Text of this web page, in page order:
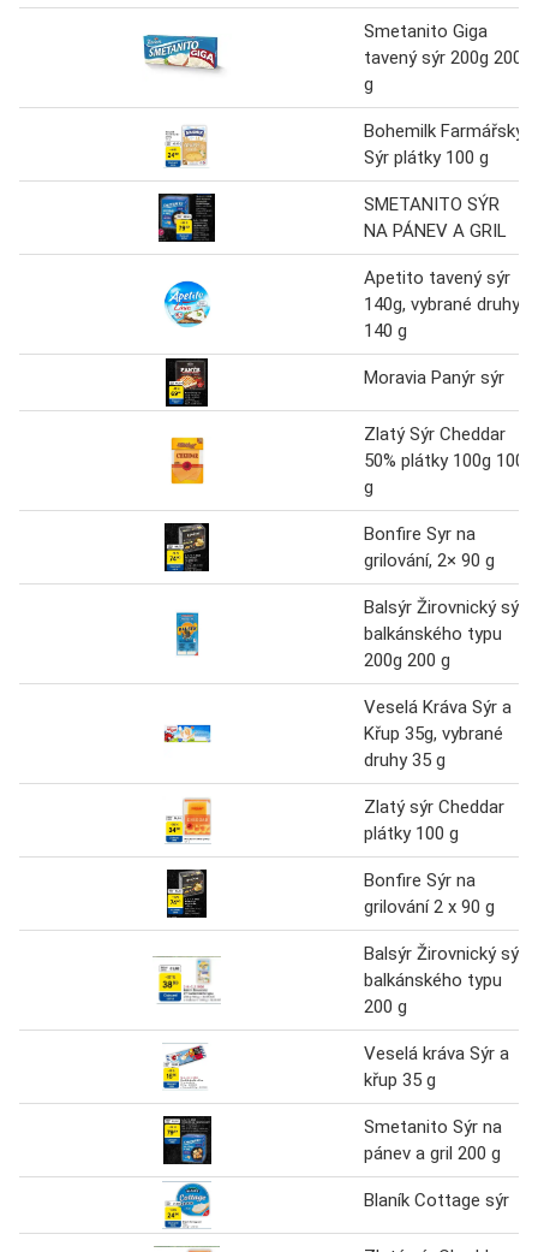
Smetanito Giga
tavený sýr 200g 200
g
Bohemilk Farmářský
Sýr plátky 100 g
SMETANITO SÝR
NA PÁNEV A GRIL
Apetito tavený sýr
140g, vybrané druhy
140 g
Moravia Panýr sýr
Zlatý Sýr Cheddar
50% plátky 100g 100
g
Bonfire Syr na
grilování, 2× 90 g
Balsýr Žirovnický sýr
balkánského typu
200g 200 g
Veselá Kráva Sýr a
Křup 35g, vybrané
druhy 35 g
Zlatý sýr Cheddar
plátky 100 g
Bonfire Sýr na
grilování 2 x 90 g
Balsýr Žirovnický sýr
balkánského typu
200 g
Veselá kráva Sýr a
křup 35 g
Smetanito Sýr na
pánev a gril 200 g
Blaník Cottage sýr